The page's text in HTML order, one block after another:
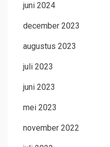
juni 2024
december 2023
augustus 2023
juli 2023
juni 2023
mei 2023
november 2022